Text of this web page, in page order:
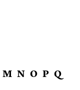
M N O P Q